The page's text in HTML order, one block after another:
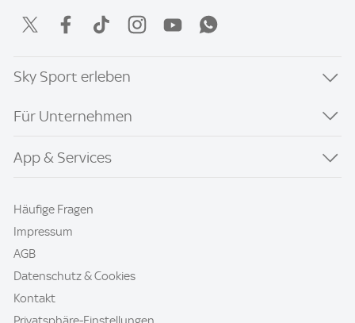
Sky Sport erleben
Für Unternehmen
App & Services
Häufige Fragen
Impressum
AGB
Datenschutz & Cookies
Kontakt